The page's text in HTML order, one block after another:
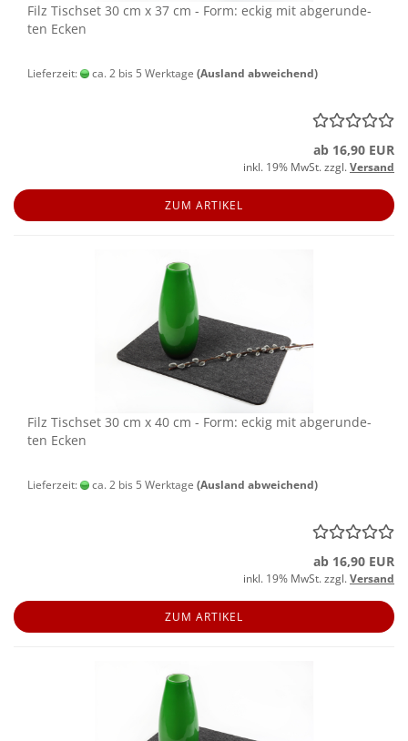
Filz Tisch­set 30 cm x 37 cm - Form: eckig mit ab­ge­run­de­
ten Ecken
Lieferzeit: ca. 2 bis 5 Werktage (Ausland abweichend)
ab 16,90 EUR
inkl. 19% MwSt. zzgl.Versand
ZUM ARTIKEL
Filz Tisch­set 30 cm x 40 cm - Form: eckig mit ab­ge­run­de­
ten Ecken
Lieferzeit: ca. 2 bis 5 Werktage (Ausland abweichend)
ab 16,90 EUR
inkl. 19% MwSt. zzgl.Versand
ZUM ARTIKEL